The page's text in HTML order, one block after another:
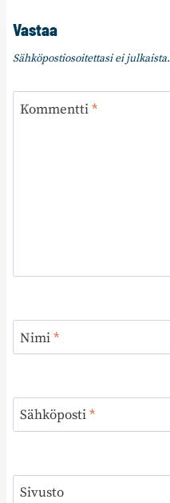
Vastaa
Sähköpostiosoitettasi ei julkaista.
Kommentti*
Nimi*
Sähköposti*
Sivusto